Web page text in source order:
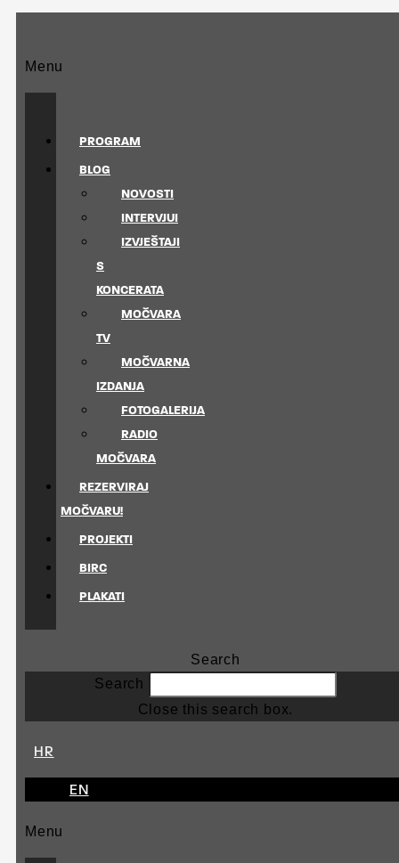
Menu
PROGRAM
BLOG
NOVOSTI
INTERVJUI
IZVJEŠTAJI
S
KONCERATA
MOČVARA
TV
MOČVARNA
IZDANJA
FOTOGALERIJA
RADIO
MOČVARA
REZERVIRAJ
MOČVARU!
PROJEKTI
BIRC
PLAKATI
Search
Search
Close this search box.
HR
EN
Menu